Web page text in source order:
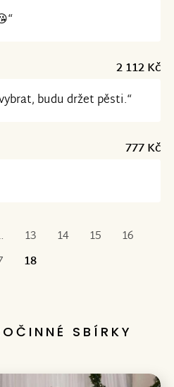
2 112 Kč
budu držet pěsti.“
777 Kč
První
13 14 15
16
18
SBÍRKY